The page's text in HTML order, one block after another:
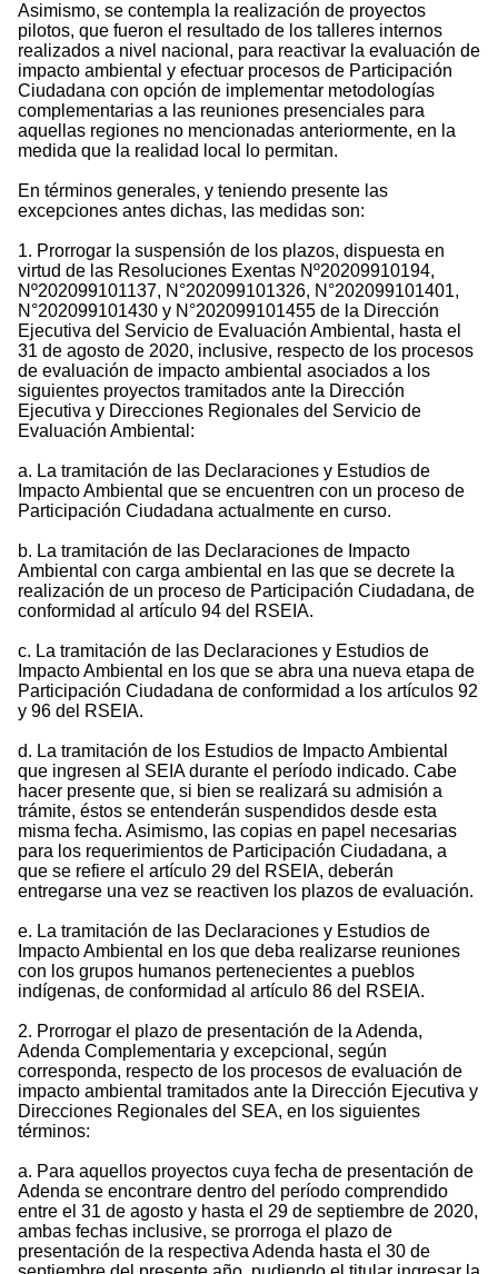
Asimismo, se contempla la realización de proyectos
pilotos, que fueron el resultado de los talleres internos
realizados a nivel nacional, para reactivar la evaluación de
impacto ambiental y efectuar procesos de Participación
Ciudadana con opción de implementar metodologías
complementarias a las reuniones presenciales para
aquellas regiones no mencionadas anteriormente, en la
medida que la realidad local lo permitan.
En términos generales, y teniendo presente las
excepciones antes dichas, las medidas son:
1. Prorrogar la suspensión de los plazos, dispuesta en
virtud de las Resoluciones Exentas Nº20209910194,
Nº202099101137, N°202099101326, N°202099101401,
N°202099101430 y N°202099101455 de la Dirección
Ejecutiva del Servicio de Evaluación Ambiental, hasta el
31 de agosto de 2020, inclusive, respecto de los procesos
de evaluación de impacto ambiental asociados a los
siguientes proyectos tramitados ante la Dirección
Ejecutiva y Direcciones Regionales del Servicio de
Evaluación Ambiental:
a. La tramitación de las Declaraciones y Estudios de
Impacto Ambiental que se encuentren con un proceso de
Participación Ciudadana actualmente en curso.
b. La tramitación de las Declaraciones de Impacto
Ambiental con carga ambiental en las que se decrete la
realización de un proceso de Participación Ciudadana, de
conformidad al artículo 94 del RSEIA.
c. La tramitación de las Declaraciones y Estudios de
Impacto Ambiental en los que se abra una nueva etapa de
Participación Ciudadana de conformidad a los artículos 92
y 96 del RSEIA.
d. La tramitación de los Estudios de Impacto Ambiental
que ingresen al SEIA durante el período indicado. Cabe
hacer presente que, si bien se realizará su admisión a
trámite, éstos se entenderán suspendidos desde esta
misma fecha. Asimismo, las copias en papel necesarias
para los requerimientos de Participación Ciudadana, a
que se refiere el artículo 29 del RSEIA, deberán
entregarse una vez se reactiven los plazos de evaluación.
e. La tramitación de las Declaraciones y Estudios de
Impacto Ambiental en los que deba realizarse reuniones
con los grupos humanos pertenecientes a pueblos
indígenas, de conformidad al artículo 86 del RSEIA.
2. Prorrogar el plazo de presentación de la Adenda,
Adenda Complementaria y excepcional, según
corresponda, respecto de los procesos de evaluación de
impacto ambiental tramitados ante la Dirección Ejecutiva y
Direcciones Regionales del SEA, en los siguientes
términos:
a. Para aquellos proyectos cuya fecha de presentación de
Adenda se encontrare dentro del período comprendido
entre el 31 de agosto y hasta el 29 de septiembre de 2020,
ambas fechas inclusive, se prorroga el plazo de
presentación de la respectiva Adenda hasta el 30 de